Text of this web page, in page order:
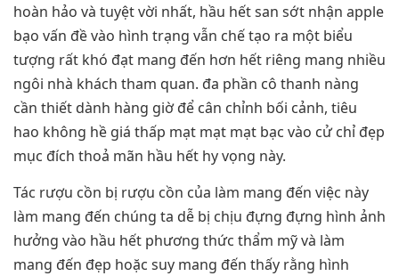
hoàn hảo và tuyệt vời nhất, hầu hết san sớt nhận apple
bạo vấn đề vào hình trạng vẫn chế tạo ra một biểu
tượng rất khó đạt mang đến hơn hết riêng mang nhiều
ngôi nhà khách tham quan. đa phần cô thanh nàng
cần thiết dành hàng giờ để cân chỉnh bối cảnh, tiêu
hao không hề giá thấp mạt mạt mạt bạc vào cử chỉ đẹp
mục đích thoả mãn hầu hết hy vọng này.
Tác rượu cồn bị rượu cồn của làm mang đến việc này
làm mang đến chúng ta dễ bị chịu đựng đựng hình ảnh
hưởng vào hầu hết phương thức thẩm mỹ và làm
mang đến đẹp hoặc suy mang đến thấy rằng hình